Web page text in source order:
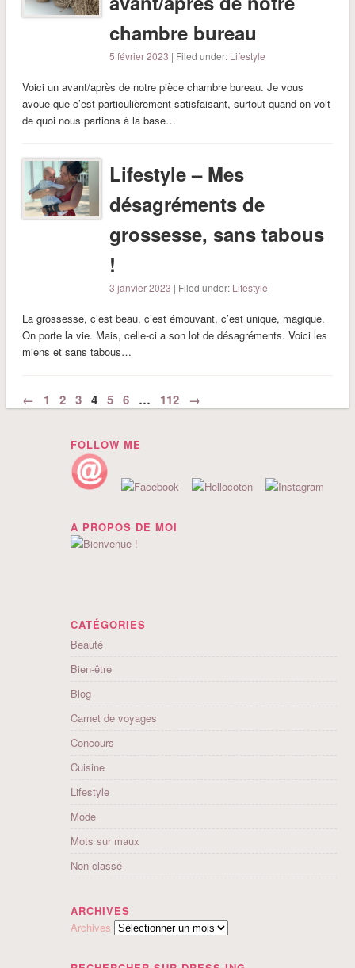
chambre bureau
5 février 2023 | Filed under: Lifestyle
Voici un avant/après de notre pièce chambre bureau. Je vous
avoue que c’est particulièrement satisfaisant, surtout quand on voit
de quoi nous partions à la base…
Lifestyle – Mes
désagréments de
grossesse, sans tabous
!
3 janvier 2023 | Filed under: Lifestyle
La grossesse, c’est beau, c’est émouvant, c’est unique, magique.
On porte la vie. Mais, celle-ci a son lot de désagréments. Voici les
miens et sans tabous…
← 1 2 3 4 5 6 … 112 →
FOLLOW ME
A PROPOS DE MOI
CATÉGORIES
Beauté
Bien-être
Blog
Carnet de voyages
Concours
Cuisine
Lifestyle
Mode
Mots sur maux
Non classé
ARCHIVES
Archives